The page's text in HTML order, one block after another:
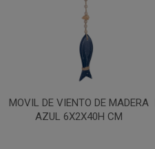
MOVIL DE VIENTO DE MADERA
AZUL 6X2X40H CM